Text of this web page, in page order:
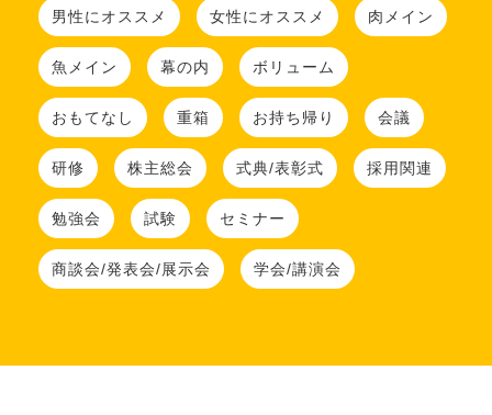
男性にオススメ 女性にオススメ 肉メイン
魚メイン 幕の内 ボリューム
おもてなし 重箱 お持ち帰り 会議
研修 株主総会 式典/表彰式 採用関連
勉強会 試験 セミナー
商談会/発表会/展示会 学会/講演会